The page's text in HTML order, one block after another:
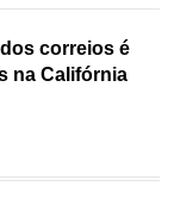
correios é
na Califórnia